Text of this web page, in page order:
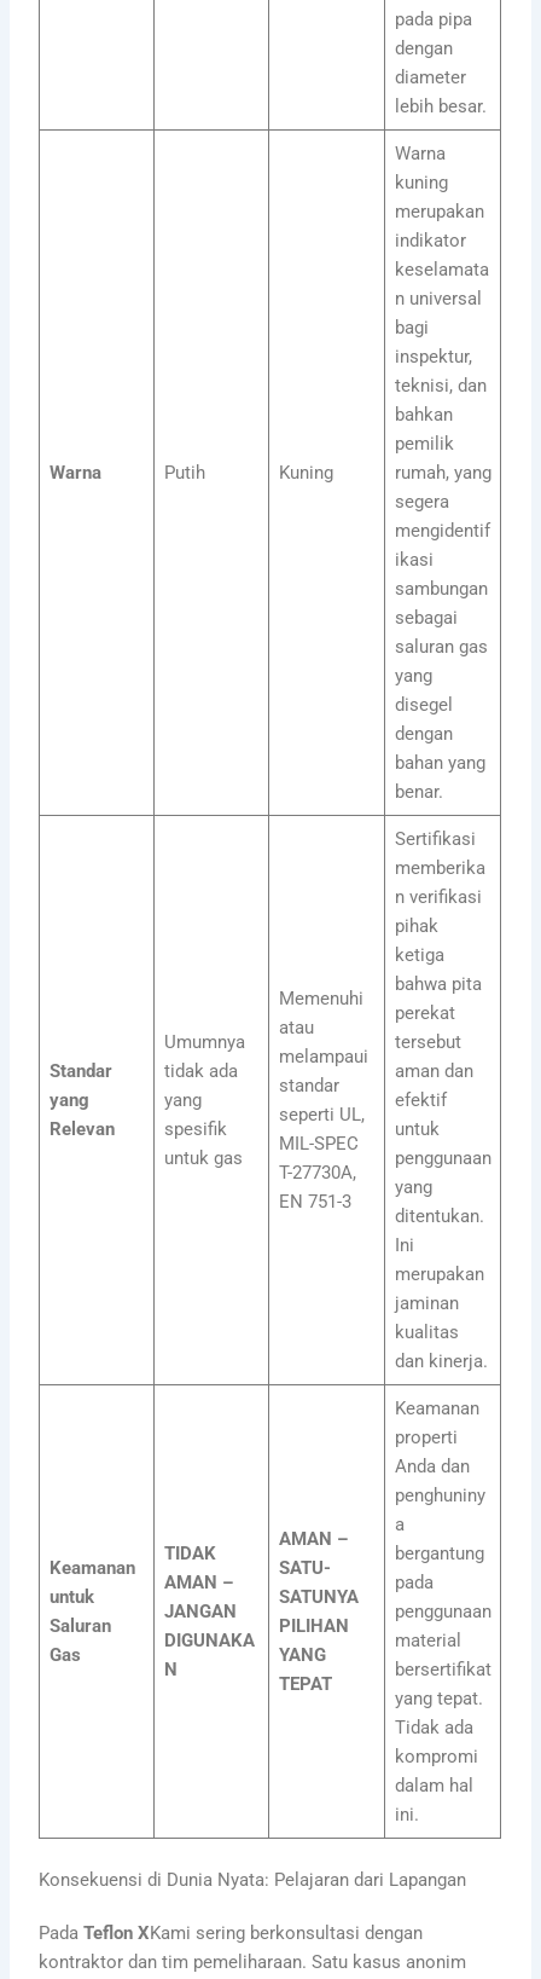
pada pipa
dengan
diameter
lebih besar.
Warna Putih Kuning
Warna
kuning
merupakan
indikator
keselamata
n universal
bagi
inspektur,
teknisi, dan
bahkan
pemilik
rumah, yang
segera
mengidentif
ikasi
sambungan
sebagai
saluran gas
yang
disegel
dengan
bahan yang
benar.
Standar
yang
Relevan
Umumnya
tidak ada
yang
spesifik
untuk gas
Memenuhi
atau
melampaui
standar
seperti UL,
MIL-SPEC
T-27730A,
EN 751-3
Sertifikasi
memberika
n verifikasi
pihak
ketiga
bahwa pita
perekat
tersebut
aman dan
efektif
untuk
penggunaan
yang
ditentukan.
Ini
merupakan
jaminan
kualitas
dan kinerja.
Keamanan
untuk
Saluran
Gas
TIDAK
AMAN –
JANGAN
DIGUNAKA
N
AMAN –
SATU-
SATUNYA
PILIHAN
YANG
TEPAT
Keamanan
properti
Anda dan
penghuniny
a
bergantung
pada
penggunaan
material
bersertifikat
yang tepat.
Tidak ada
kompromi
dalam hal
ini.
Konsekuensi di Dunia Nyata: Pelajaran dari Lapangan
PadaTeflon XKami sering berkonsultasi dengan
kontraktor dan tim pemeliharaan. Satu kasus anonim